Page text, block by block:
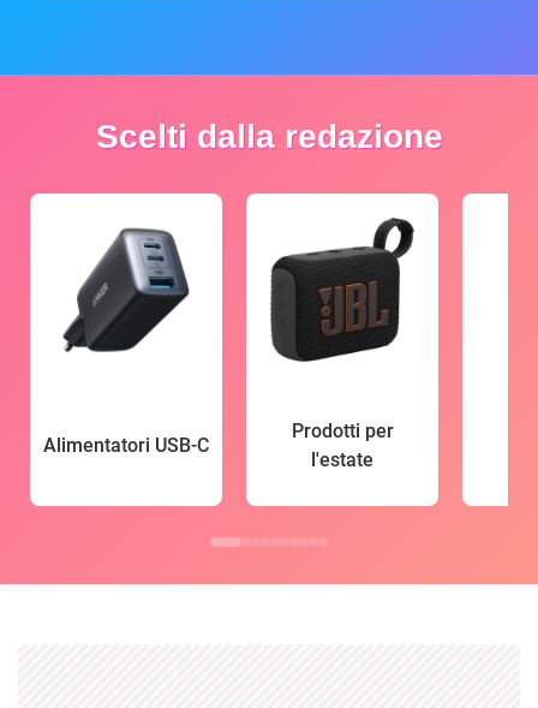
Scelti dalla redazione
Alimentatori USB-C
Prodotti per
l'estate